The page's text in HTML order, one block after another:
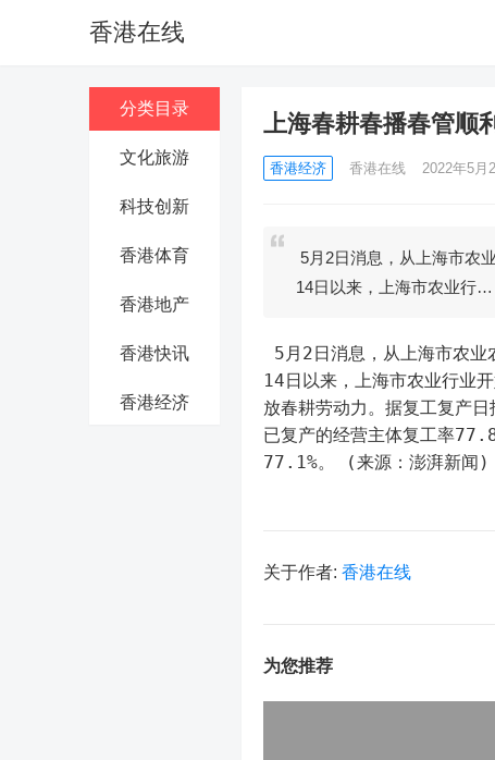
香港在线
分类目录
文化旅游
科技创新
香港体育
香港地产
香港快讯
香港经济
上海春耕春播春管顺
香港经济 香港在线 2022年5月
5月2日消息，从上海市农
14日以来，上海市农业行…
5月2日消息，从上海市农业
14日以来，上海市农业行业
放春耕劳动力。据复工复产
已复产的经营主体复工率
77.1%。 (来源：澎湃新闻)
关于作者: 香港在线
为您推荐